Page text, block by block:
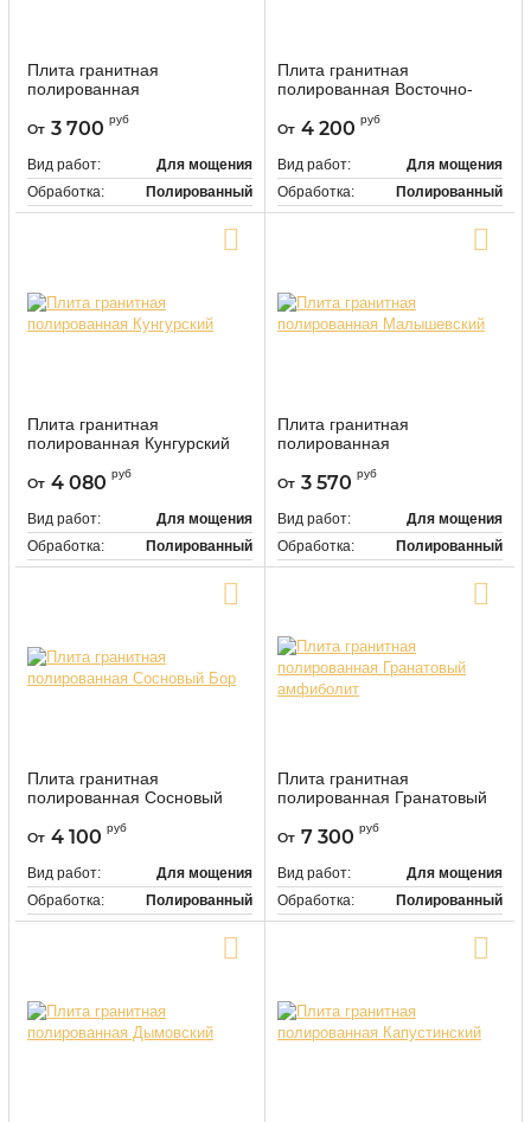
Плита гранитная
полированная
Артикул: 118501
От 3 700 руб
Вид работ:
Для мощения
Обработка:
Полированный
Плита гранитная
полированная Восточно-
Артикул: 118503
От 4 200 руб
Вид работ:
Для мощения
Обработка:
Полированный
Плита гранитная
полированная Кунгурский
118505
От 4 080 руб
Вид работ:
Для мощения
Обработка:
Полированный
Плита гранитная
полированная
Артикул: 118507
От 3 570 руб
Вид работ:
Для мощения
Обработка:
Полированный
Плита гранитная
полированная Сосновый
Артикул: 118508
От 4 100 руб
Вид работ:
Для мощения
Обработка:
Полированный
Плита гранитная
полированная Гранатовый
Артикул: 118510
От 7 300 руб
Вид работ:
Для мощения
Обработка:
Полированный